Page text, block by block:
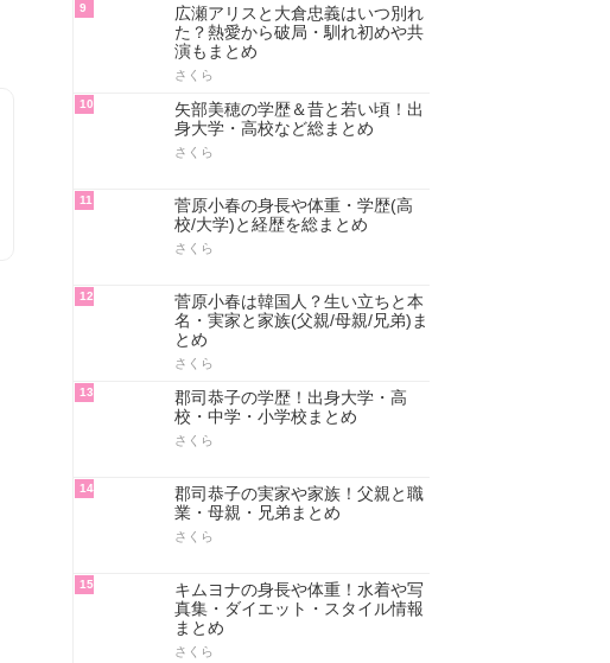
9
広瀬アリスと大倉忠義はいつ別れ
た？熱愛から破局・馴れ初めや共
演もまとめ
さくら
10
矢部美穂の学歴＆昔と若い頃！出
身大学・高校など総まとめ
さくら
11
菅原小春の身長や体重・学歴(高
校/大学)と経歴を総まとめ
さくら
12
菅原小春は韓国人？生い立ちと本
名・実家と家族(父親/母親/兄弟)ま
とめ
さくら
13
郡司恭子の学歴！出身大学・高
校・中学・小学校まとめ
さくら
14
郡司恭子の実家や家族！父親と職
業・母親・兄弟まとめ
さくら
15
キムヨナの身長や体重！水着や写
真集・ダイエット・スタイル情報
まとめ
さくら